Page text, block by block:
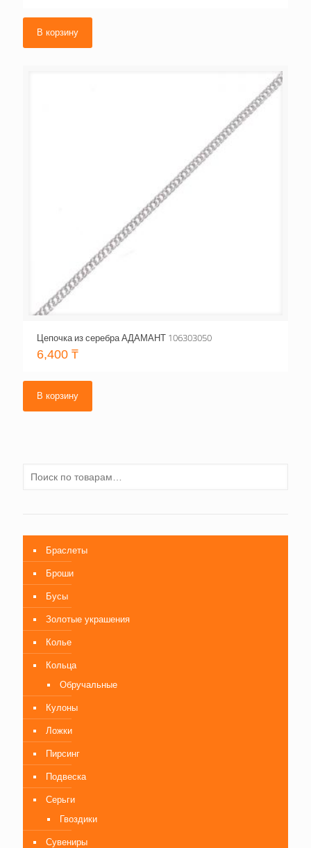
В корзину
Цепочка из серебра АДАМАНТ 106303050
6,400 ₸
В корзину
Браслеты
Броши
Бусы
Золотые украшения
Колье
Кольца
Обручальные
Кулоны
Ложки
Пирсинг
Подвеска
Серьги
Гвоздики
Сувениры